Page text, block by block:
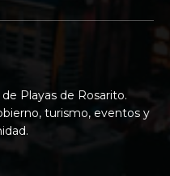
Playas de Rosarito.
turismo, eventos y